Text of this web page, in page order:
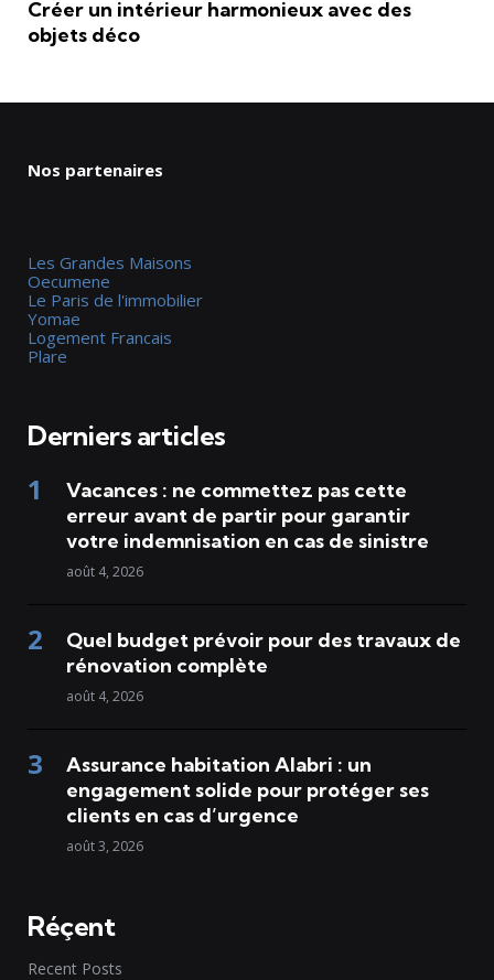
Créer un intérieur harmonieux avec des
objets déco
Nos partenaires
Les Grandes Maisons
Oecumene
Le Paris de l'immobilier
Yomae
Logement Francais
Plare
Derniers articles
Vacances : ne commettez pas cette
erreur avant de partir pour garantir
votre indemnisation en cas de sinistre
août 4, 2026
Quel budget prévoir pour des travaux de
rénovation complète
août 4, 2026
Assurance habitation Alabri : un
engagement solide pour protéger ses
clients en cas d’urgence
août 3, 2026
Réçent
Recent Posts